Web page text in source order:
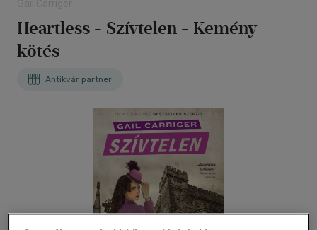
Heartless - Szívtelen - Kemény
kötés
Antikvár partner